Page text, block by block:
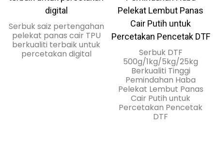
Serbuk saiz pertengahan
pelekat panas cair TPU
berkualiti terbaik untuk
percetakan digital
Serbuk DTF
500g/1kg/5kg/25kg
Berkualiti Tinggi
Pemindahan Haba
Pelekat Lembut Panas
Cair Putih untuk
Percetakan Pencetak
DTF
Filem Bersalut Pelepasan
Sejuk & Panas Pengeluar
Filem PET
Filem PET Pelepasan
Kulit Sejuk Untuk Asas
Air/ Asas Pelarut/
Dakwat Plastisol